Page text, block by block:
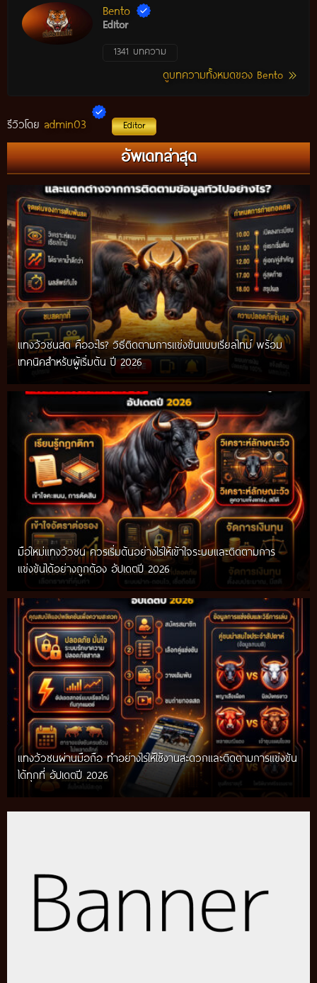
Bento
Editor
1341 บทความ
ดูบทความทั้งหมดของ Bento
รีวิวโดย admin03 Editor
อัพเดทล่าสุด
แทงวัวชนสด คืออะไร? วิธีติดตามการแข่งขันแบบเรียลไทม์ พร้อม
เทคนิคสำหรับผู้เริ่มต้น ปี 2026
มือใหม่แทงวัวชน ควรเริ่มต้นอย่างไรให้เข้าใจระบบและติดตามการ
แข่งขันได้อย่างถูกต้อง อัปเดตปี 2026
แทงวัวชนผ่านมือถือ ทำอย่างไรให้ใช้งานสะดวกและติดตามการแข่งขัน
ได้ทุกที่ อัปเดตปี 2026